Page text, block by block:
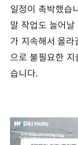
일정이 촉박했습
말 작업도 늘어날
가 지속해서 올
으로 불필요한
습니다.